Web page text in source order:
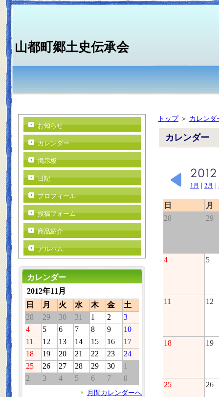
山都町郷土史伝承会
トップ＞ カレンダ
カレンダー
1月 | 2月 |
日
月
28
29
4 5
11 12
18 19
25 26
お知らせ
カレンダー
掲示板
日記
プロフィール
投稿フォーム
商品紹介
アルバム
カレンダー
2012年11月
日
月 火 水 木 金
土
28
29 30 31 1 2
3
4
5 6 7 8 9
10
11
12 13 14 15 16
17
18
19 20 21 22 23
24
25
26 27 28 29 30
1
2
3 4 5 6 7 8
月間カレンダーへ